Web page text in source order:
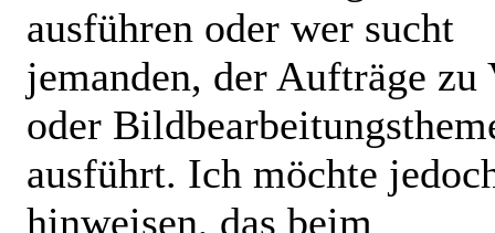
ausführen oder wer sucht
jemanden, der Aufträge zu
oder
ausführt. Ich möchte
hinweisen, das beim